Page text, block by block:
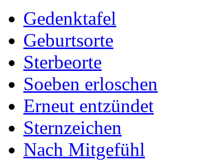
Gedenktafel
Geburtsorte
Sterbeorte
Soeben erloschen
Erneut entzündet
Sternzeichen
Nach Mitgefühl